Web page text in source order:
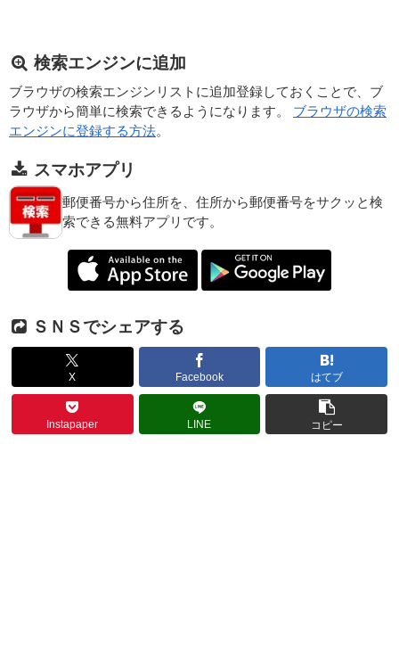
検索エンジンに追加
ブラウザの検索エンジンリストに追加登録しておくことで、ブ
ラウザから簡単に検索できるようになります。 ブラウザの検索
エンジンに登録する方法。
スマホアプリ
郵便番号から住所を、住所から郵便番号をサクッと検
索できる無料アプリです。
ＳＮＳでシェアする
X Facebook はてブ
Instapaper LINE コピー